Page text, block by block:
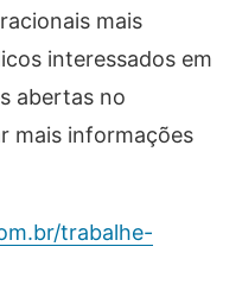
mais
interessados em
abertas no
mais informações
trabalhe-